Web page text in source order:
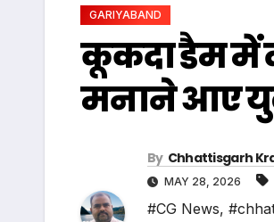
GARIYABAND
कूकदा डैम में
मनाने आए
By Chhattisgarh
MAY 28, 2026
#CG News,